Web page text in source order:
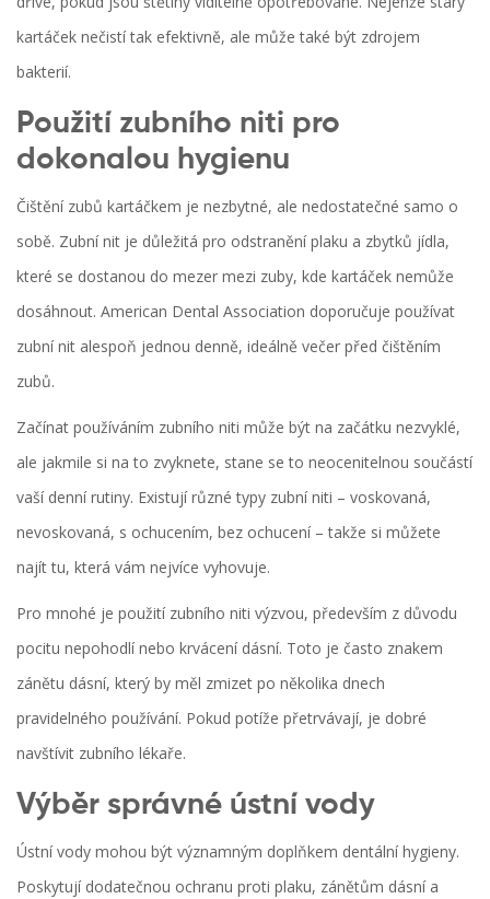
kartáček nečistí tak efektivně, ale může také být zdrojem
bakterií.
Použití zubního niti pro
dokonalou hygienu
Čištění zubů kartáčkem je nezbytné, ale nedostatečné samo o
sobě. Zubní nit je důležitá pro odstranění plaku a zbytků jídla,
které se dostanou do mezer mezi zuby, kde kartáček nemůže
dosáhnout. American Dental Association doporučuje používat
zubní nit alespoň jednou denně, ideálně večer před čištěním
zubů.
Začínat používáním zubního niti může být na začátku nezvyklé,
ale jakmile si na to zvyknete, stane se to neocenitelnou součástí
vaší denní rutiny. Existují různé typy zubní niti – voskovaná,
nevoskovaná, s ochucením, bez ochucení – takže si můžete
najít tu, která vám nejvíce vyhovuje.
Pro mnohé je použití zubního niti výzvou, především z důvodu
pocitu nepohodlí nebo krvácení dásní. Toto je často znakem
zánětu dásní, který by měl zmizet po několika dnech
pravidelného používání. Pokud potíže přetrvávají, je dobré
navštívit zubního lékaře.
Výběr správné ústní vody
Ústní vody mohou být významným doplňkem dentální hygieny.
Poskytují dodatečnou ochranu proti plaku, zánětům dásní a